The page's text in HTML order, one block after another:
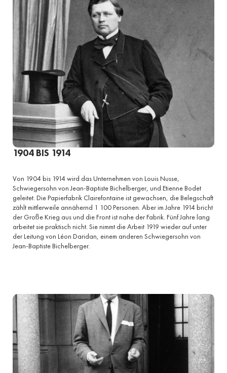
1904 BIS 1914
Von 1904 bis 1914 wird das Unternehmen von Louis Nusse,
Schwiegersohn von Jean-Baptiste Bichelberger, und Etienne Bodet
geleitet. Die Papierfabrik Clairefontaine ist gewachsen, die Belegschaft
zählt mittlerweile annähernd 1 100 Personen. Aber im Jahre 1914 bricht
der Große Krieg aus und die Front ist nahe der Fabrik. Fünf Jahre lang
arbeitet sie praktisch nicht. Sie nimmt die Arbeit 1919 wieder auf unter
der Leitung von Léon Daridan, einem anderen Schwiegersohn von
Jean-Baptiste Bichelberger.